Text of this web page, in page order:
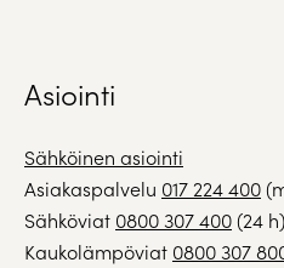
Asiointi
Sähköinen asiointi
Asiakaspalvelu 017 224 400
Sähköviat 0800 307 400(24 h)
Kaukolämpöviat 0800 307